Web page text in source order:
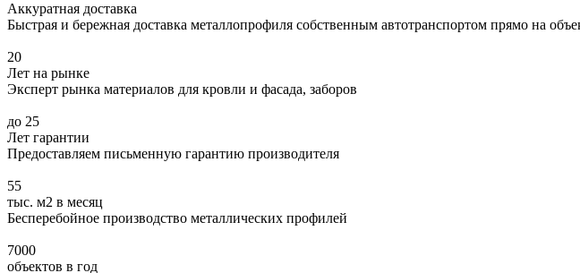
Аккуратная доставка
Быстрая и бережная доставка металлопрофиля собственным автотранспортом прямо на
20
Лет на рынке
Эксперт рынка материалов для кровли и фасада, заборов
до 25
Лет гарантии
Предоставляем письменную гарантию производителя
55
тыс. м2 в месяц
Бесперебойное производство металлических профилей
7000
объектов в год